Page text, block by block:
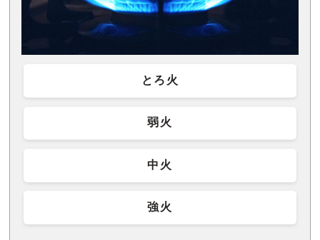
とろ火
弱火
中火
強火